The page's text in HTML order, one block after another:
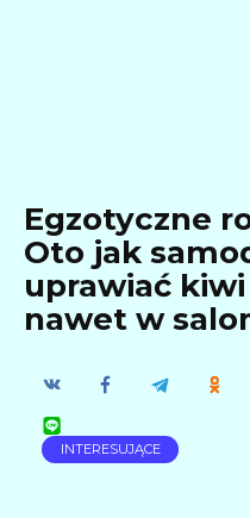
Egzotyczne
Oto jak
uprawiać
nawet w
INTERESUJĄCE